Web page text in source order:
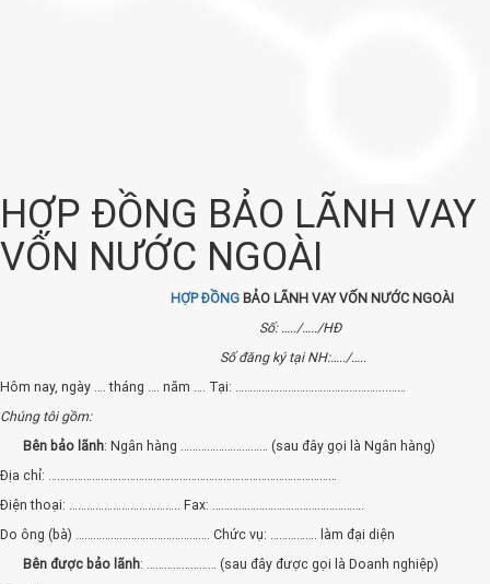
HỢP ĐỒNG BẢO LÃNH VAY
VỐN NƯỚC NGOÀI
HỢP ĐỒNG BẢO LÃNH VAY VỐN NƯỚC NGOÀI
Số: …../…../HĐ
Số đăng ký tại NH:…../…..
Hôm nay, ngày …. tháng …. năm …. Tại: …………………………………………....……
Chúng tôi gồm:
Bên bảo lãnh: Ngân hàng ………………………… (sau đây gọi là Ngân hàng)
Địa chỉ: ………………………………………………………………………………………
Điện thoại: ……………………………….. Fax: …………………………………………….
Do ông (bà) ………………………………………. Chức vụ: ……………. làm đại diện
Bên được bảo lãnh: …………………… (sau đây được gọi là Doanh nghiệp)